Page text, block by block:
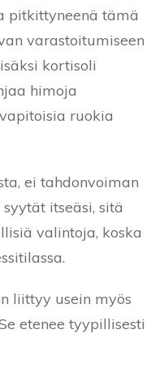
pitkittyneenä tämä
varastoitumiseen
kortisoli
himoja
ruokia
ei tahdonvoiman
itseäsi, sitä
valintoja, koska
liittyy usein myös
etenee tyypillisesti